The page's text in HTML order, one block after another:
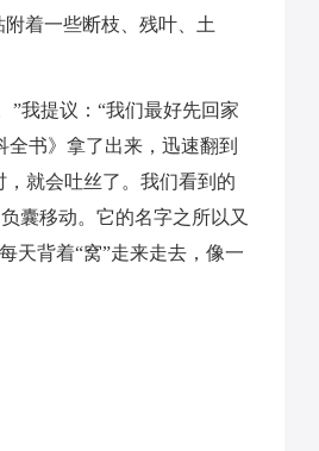
着一些断枝、残叶、土
”我提议：“我们最好先回家
书》拿了出来，迅速翻到
就会吐丝了。我们看到的
囊移动。它的名字之所以又
天背着“窝”走来走去，像一